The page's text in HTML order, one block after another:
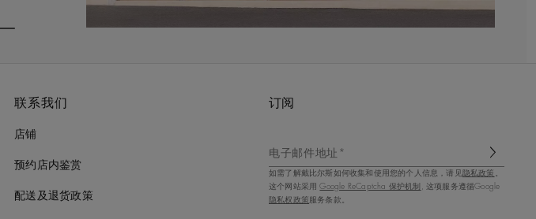
联系我们
店铺
预约店内鉴赏
配送及退货政策
订阅
电子邮件地址*
如需了解戴比尔斯如何收集和使用您的个人信息，请见隐私政策 。
这个网站采用Google ReCaptcha 保护机制 , 这项服务遵循Google
隐私权政策 服务条款。